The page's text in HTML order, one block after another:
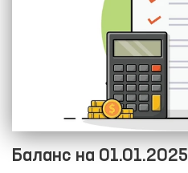
Баланс на 01.01.2025